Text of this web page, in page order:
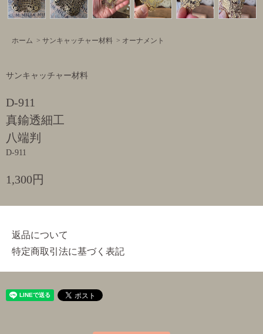
ホーム > サンキャッチャー材料 > オーナメント
サンキャッチャー材料
D-911
真鍮透細工
八端判
D-911
1,300円
返品について
特定商取引法に基づく表記